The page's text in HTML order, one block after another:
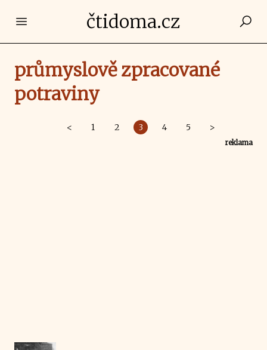
Open main menučtidoma.cz
průmyslově zpracované
potraviny
< 1 2 3 4 5 >
reklama